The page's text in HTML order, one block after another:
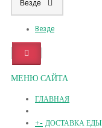
Везде
Везде
МЕНЮ САЙТА
ГЛАВНАЯ
+- ДОСТАВКА ЕДЫ